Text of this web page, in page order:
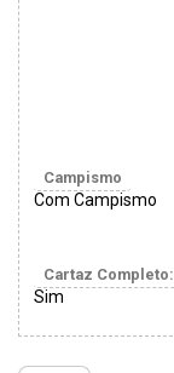
Campismo
Com Campismo
Cartaz Completo:
Sim